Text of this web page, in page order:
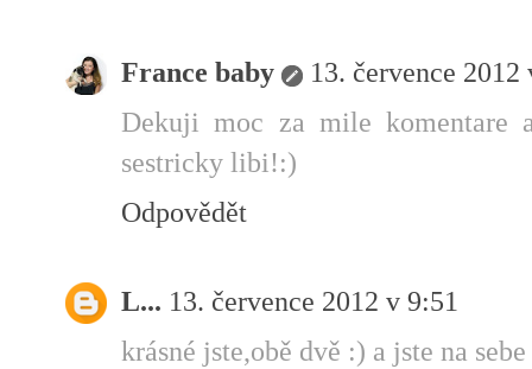
France baby
13. července 2012
Dekuji moc za mile komentare
sestricky libi!:)
Odpovědět
L... 13. července 2012 v 9:51
krásné jste,obě dvě :) a jste na